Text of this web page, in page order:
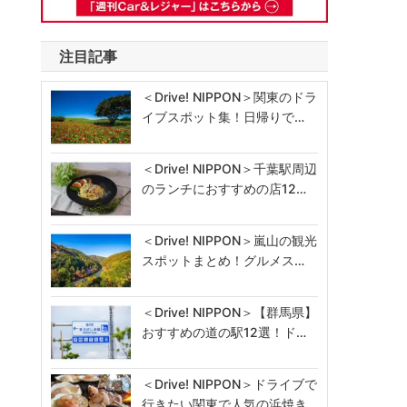
注目記事
＜Drive! NIPPON＞関東のドラ
イブスポット集！日帰りで…
＜Drive! NIPPON＞千葉駅周辺
のランチにおすすめの店12…
＜Drive! NIPPON＞嵐山の観光
スポットまとめ！グルメス…
＜Drive! NIPPON＞【群馬県】
おすすめの道の駅12選！ド…
＜Drive! NIPPON＞ドライブで